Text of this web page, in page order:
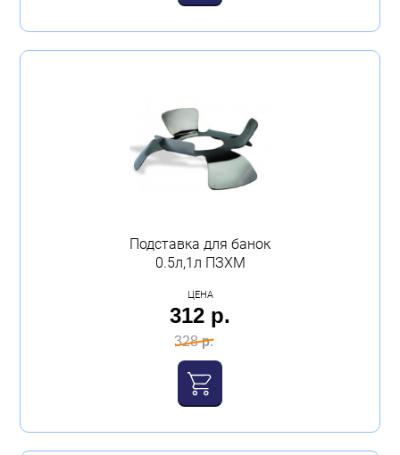
Подставка для банок
0.5л,1л ПЗХМ
ЦЕНА
312 р.
328 р.